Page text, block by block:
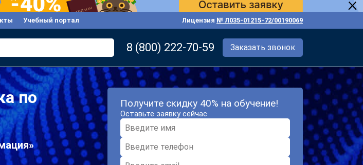
Учебный портал Лицензия № Л035-01215-72/00190069
8 (800) 222-70-59 Заказать звонок
по
Получите скидку 40% на обучение!
Оставьте заявку сейчас